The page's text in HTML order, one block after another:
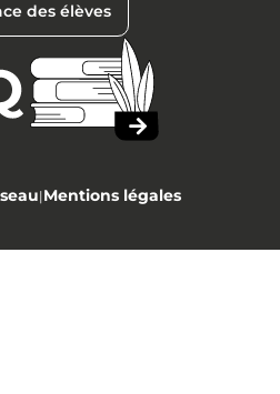
des élèves
|Mentions légales